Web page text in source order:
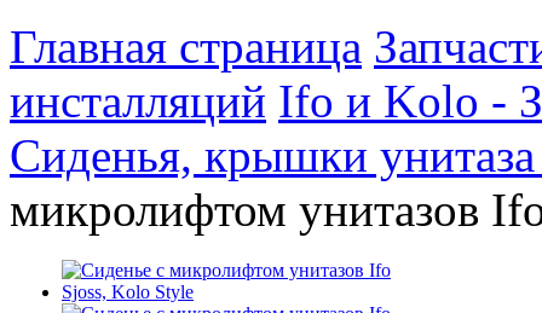
Главная страница
инсталляций Ifo и Kolo -
Сиденья, крышки
микролифтом унитазов